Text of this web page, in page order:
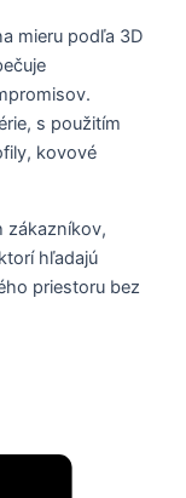
mieru podľa 3D
s použitím
kovové
zákazníkov,
hľadajú
priestoru bez